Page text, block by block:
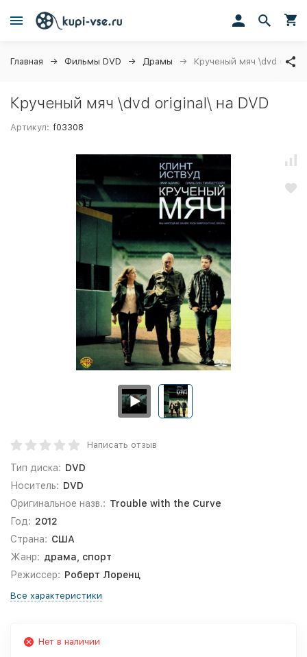
Главная Фильмы DVD Драмы Крученый мяч \dvd
Крученый мяч \dvd original\ на DVD
Артикул: f03308
Написать отзыв
Тип диска: DVD
Носитель: DVD
Оригинальное назв.: Trouble with the Curve
Год: 2012
Страна: США
Жанр: драма, спорт
Режиссер: Роберт Лоренц
Все характеристики
Нет в наличии